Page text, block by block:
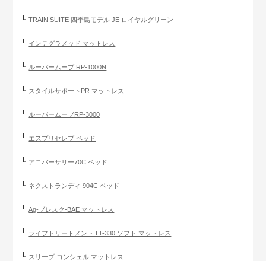
TRAIN SUITE 四季島モデル JE ロイヤルグリーン
インテグラメッド マットレス
ルーパームーブ RP-1000N
スタイルサポートPR マットレス
ルーパームーブRP-3000
エスプリセレブ ベッド
アニバーサリー70C ベッド
ネクストランディ 904C ベッド
Ag-ブレスク-BAE マットレス
ライフトリートメント LT-330 ソフト マットレス
スリープ コンシェル マットレス